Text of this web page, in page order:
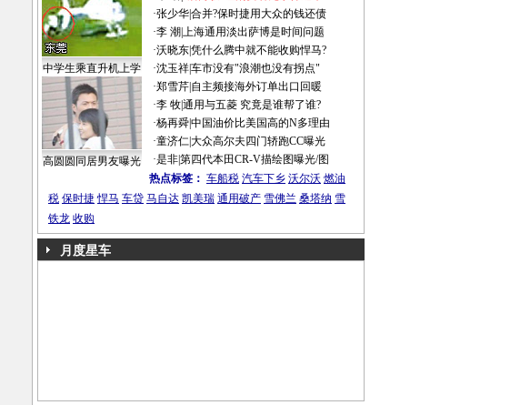
中学生乘直升机上学
高圆圆同居男友曝光
·张少华|合并?保时捷用大众的钱还债
·李 潮 上海通用淡出萨博是时间问题
·沃晓东|凭什么腾中就不能收购悍马?
·沈玉祥|车市没有"浪潮也没有拐点"
·郑雪芹| 自主频接海外订单出口回暖
·李 牧|通用与五菱 究竟是谁帮了谁?
·杨再舜|中国油价比美国高的N多理由
·童济仁|大众高尔夫四门轿跑CC曝光
·是非|第四代本田CR-V描绘图曝光/图
热点标签： 车船税 汽车下乡 沃尔沃 燃油
税 保时捷 悍马 车贷 马自达 凯美瑞 通用破产 雪佛兰 桑塔纳 雪
铁龙 收购
月度星车